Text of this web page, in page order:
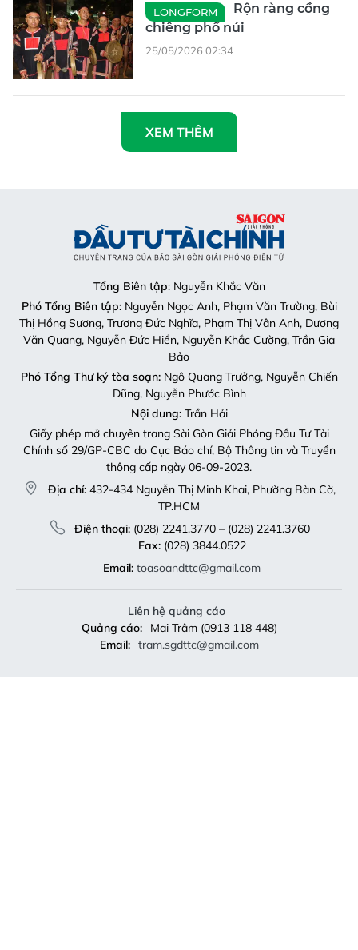
LONGFORM
Rộn ràng cồng
chiêng phố núi
25/05/2026 02:34
XEM THÊM
Tổng Biên tập: Nguyễn Khắc Văn
Phó Tổng Biên tập:Nguyễn Ngọc Anh, Phạm Văn Trường, Bùi
Thị Hồng Sương, Trương Đức Nghĩa, Phạm Thị Vân Anh, Dương
Văn Quang, Nguyễn Đức Hiển, Nguyễn Khắc Cường, Trần Gia
Bảo
Phó Tổng Thư ký tòa soạn:Ngô Quang Trưởng, Nguyễn Chiến
Dũng, Nguyễn Phước Bình
Nội dung:Trần Hải
Giấy phép mở chuyên trang Sài Gòn Giải Phóng Đầu Tư Tài
Chính số 29/GP-CBC do Cục Báo chí, Bộ Thông tin và Truyền
thông cấp ngày 06-09-2023.
Địa chỉ: 432-434 Nguyễn Thị Minh Khai, Phường Bàn Cờ,
TP.HCM
Điện thoại:(028) 2241.3770 – (028) 2241.3760
Fax:(028) 3844.0522
Email: toasoandttc@gmail.com
Liên hệ quảng cáo
Quảng cáo:
Mai Trâm (0913 118 448)
Email: tram.sgdttc@gmail.com